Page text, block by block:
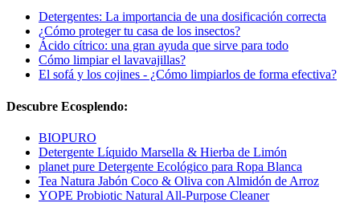
Detergentes: La importancia de una dosificación correcta
¿Cómo proteger tu casa de los insectos?
Ácido cítrico: una gran ayuda que sirve para todo
Cómo limpiar el lavavajillas?
El sofá y los cojines - ¿Cómo limpiarlos de forma efectiva?
Descubre Ecosplendo:
BIOPURO
Detergente Líquido Marsella & Hierba de Limón
planet pure Detergente Ecológico para Ropa Blanca
Tea Natura Jabón Coco & Oliva con Almidón de Arroz
YOPE Probiotic Natural All-Purpose Cleaner